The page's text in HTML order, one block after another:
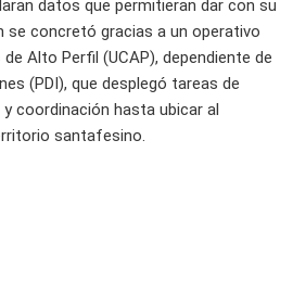
datos que permitieran dar con su
se concretó gracias a un operativo
Alto Perfil (UCAP), dependiente de
(PDI), que desplegó tareas de
coordinación hasta ubicar al
santafesino.